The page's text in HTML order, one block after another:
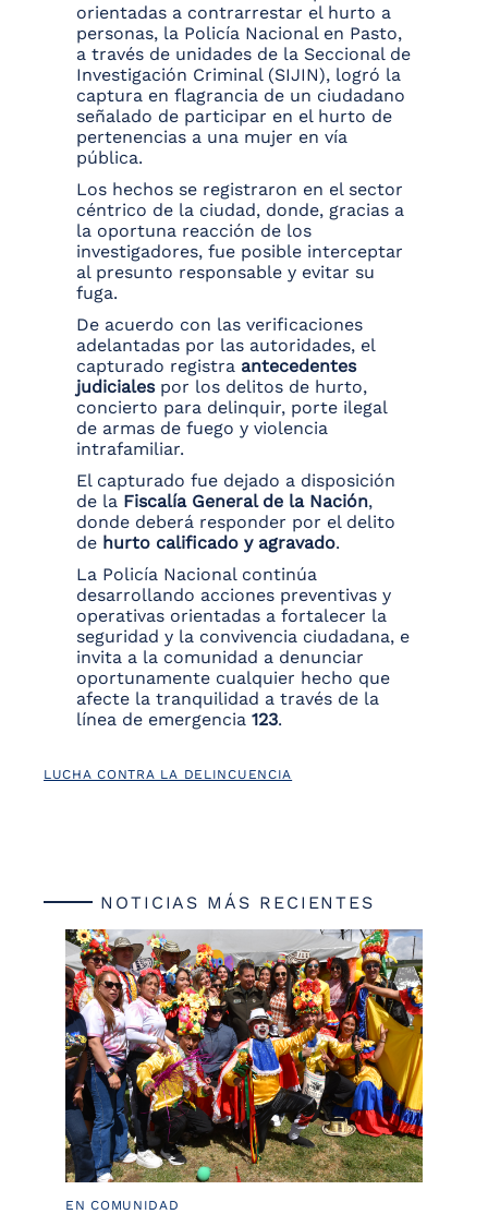
orientadas a contrarrestar el hurto a
personas, la Policía Nacional en Pasto,
a través de unidades de la Seccional de
Investigación Criminal (SIJIN), logró la
captura en flagrancia de un ciudadano
señalado de participar en el hurto de
pertenencias a una mujer en vía
pública.
Los hechos se registraron en el sector
céntrico de la ciudad, donde, gracias a
la oportuna reacción de los
investigadores, fue posible interceptar
al presunto responsable y evitar su
fuga.
De acuerdo con las verificaciones
adelantadas por las autoridades, el
capturado registra antecedentes
judicialespor los delitos de hurto,
concierto para delinquir, porte ilegal
de armas de fuego y violencia
intrafamiliar.
El capturado fue dejado a disposición
de la Fiscalía General de la Nación,
donde deberá responder por el delito
de hurto calificado y agravado.
La Policía Nacional continúa
desarrollando acciones preventivas y
operativas orientadas a fortalecer la
seguridad y la convivencia ciudadana, e
invita a la comunidad a denunciar
oportunamente cualquier hecho que
afecte la tranquilidad a través de la
línea de emergencia 123.
LUCHA CONTRA LA DELINCUENCIA
NOTICIAS MÁS RECIENTES
EN COMUNIDAD